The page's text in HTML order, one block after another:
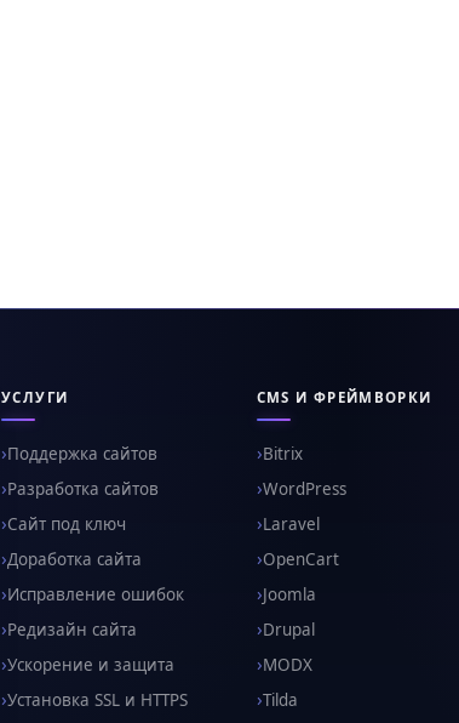
УСЛУГИ
Поддержка сайтов
Разработка сайтов
Сайт под ключ
Доработка сайта
Исправление ошибок
Редизайн сайта
Ускорение и защита
Установка SSL и HTTPS
CMS И ФРЕЙМВОРКИ
Bitrix
WordPress
Laravel
OpenCart
Joomla
Drupal
MODX
Tilda